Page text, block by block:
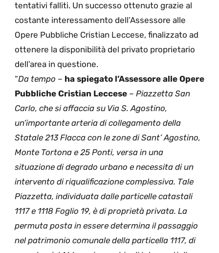
tentativi falliti. Un successo ottenuto grazie al
costante interessamento dell’Assessore alle
Opere Pubbliche Cristian Leccese, finalizzato ad
ottenere la disponibilità del privato proprietario
dell’area in questione.
“Da tempo – ha spiegato l’Assessore alle Opere
Pubbliche Cristian Leccese – Piazzetta San
Carlo, che si affaccia su Via S. Agostino,
un’importante arteria di collegamento della
Statale 213 Flacca con le zone di Sant’ Agostino,
Monte Tortona e 25 Ponti, versa in una
situazione di degrado urbano e necessita di un
intervento di riqualificazione complessiva. Tale
Piazzetta, individuata dalle particelle catastali
1117 e 1118 Foglio 19, è di proprietà privata. La
permuta posta in essere determina il passaggio
nel patrimonio comunale della particella 1117, di